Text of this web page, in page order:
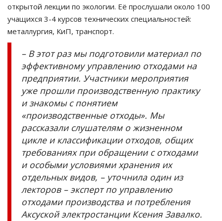
открытой лекции по экологии. Её прослушали около 100
учащихся 3-4 курсов технических специальностей:
металлургия, КиП, транспорт.
– В этот раз мы подготовили материал по
эффективному управлению отходами на
предприятии. Участники мероприятия
уже прошли производственную практику
и знакомы с понятием
«производственные отходы». Мы
рассказали слушателям о жизненном
цикле и классификации отходов, общих
требованиях при обращении с отходами
и особыми условиями хранения их
отдельных видов, – уточнила один из
лекторов – эксперт по управлению
отходами производства и потребления
Аксуской электростанции Ксения Завалко.